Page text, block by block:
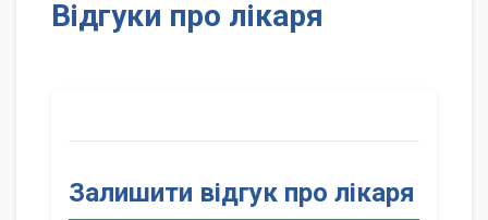
Відгуки про лікаря
Залишити відгук про лікаря